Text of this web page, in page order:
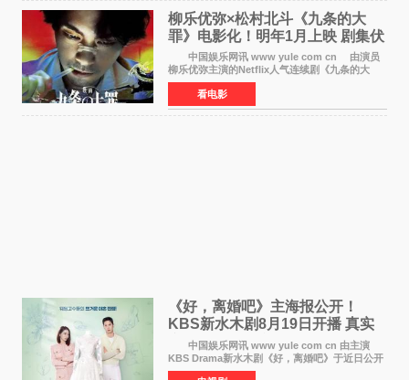
柳乐优弥×松村北斗《九条的大
罪》电影化！明年1月上映 剧集伏
笔将全面揭晓
中国娱乐网讯 www yule com cn 由演员
柳乐优弥主演的Netflix人气连续剧《九条的大
罪》正式宣布改编为电影，将于明年1月8日全国
上映。柳乐优弥与SixTONES松村北斗再度联
手，为观众带来这部
看电影
《好，离婚吧》主海报公开！
KBS新水木剧8月19日开播 真实
离婚体验记来袭
中国娱乐网讯 www yule com cn 由主演
KBS Drama新水木剧《好，离婚吧》于近日公开
主海报，正式进入开播倒计时。 海报中，男